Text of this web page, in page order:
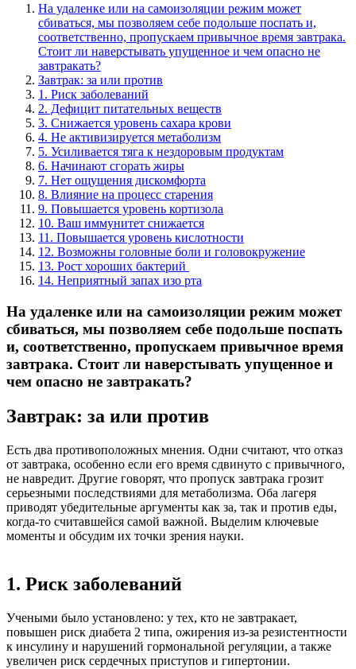
На удаленке или на самоизоляции режим может
сбиваться, мы позволяем себе подольше поспать и,
соответственно, пропускаем привычное время завтрака.
Стоит ли наверстывать упущенное и чем опасно не
завтракать?
Завтрак: за или против
1. Риск заболеваний
2. Дефицит питательных веществ
3. Снижается уровень сахара крови
4. Не активизируется метаболизм
5. Усиливается тяга к нездоровым продуктам
6. Начинают сгорать жиры
7. Нет ощущения дискомфорта
8. Влияние на процесс старения
9. Повышается уровень кортизола
10. Ваш иммунитет снижается
11. Повышается уровень кислотности
12. Возможны головные боли и головокружение
13. Рост хороших бактерий
14. Неприятный запах изо рта
На удаленке или на самоизоляции режим может
сбиваться, мы позволяем себе подольше поспать
и, соответственно, пропускаем привычное время
завтрака. Стоит ли наверстывать упущенное и
чем опасно не завтракать?
Завтрак: за или против
Есть два противоположных мнения. Одни считают, что отказ
от завтрака, особенно если его время сдвинуто с привычного,
не навредит. Другие говорят, что пропуск завтрака грозит
серьезными последствиями для метаболизма. Оба лагеря
приводят убедительные аргументы как за, так и против еды,
когда-то считавшейся самой важной. Выделим ключевые
моменты и обсудим их точки зрения науки.
1. Риск заболеваний
Учеными было установлено: у тех, кто не завтракает,
повышен риск диабета 2 типа, ожирения из-за резистентности
к инсулину и нарушений гормональной регуляции, а также
увеличен риск сердечных приступов и гипертонии.